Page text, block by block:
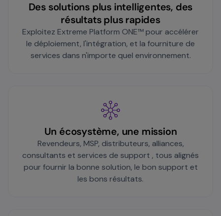
Des solutions plus intelligentes, des
résultats plus rapides
Exploitez Extreme Platform ONE™ pour accélérer
le déploiement, l'intégration, et la fourniture de
services dans n'importe quel environnement.
Un écosystème, une mission
Revendeurs, MSP, distributeurs, alliances,
consultants et services de support , tous alignés
pour fournir la bonne solution, le bon support et
les bons résultats.